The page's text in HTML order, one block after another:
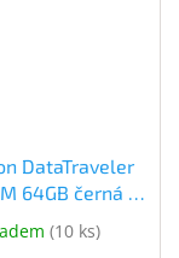
DataTraveler
64GB černá +
(DTXM/64GB)
(10 ks)